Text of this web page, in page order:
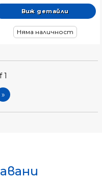
Виж детайли
Няма наличност
1
»